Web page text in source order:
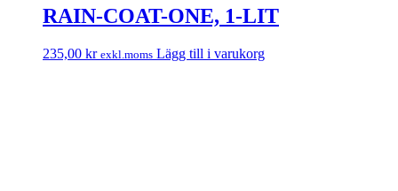
RAIN-COAT-ONE, 1-LIT
235,00 kr exkl.moms Lägg till i varukorg